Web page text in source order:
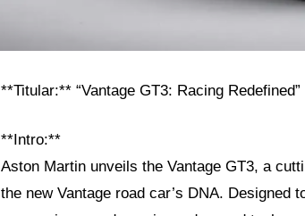
**Titular:** “Vantage GT3: Racing Redefined”
**Intro:**
Aston Martin unveils the Vantage GT3, a
the new Vantage road car’s DNA. Designed